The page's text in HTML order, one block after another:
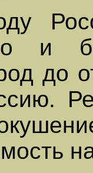
и
до